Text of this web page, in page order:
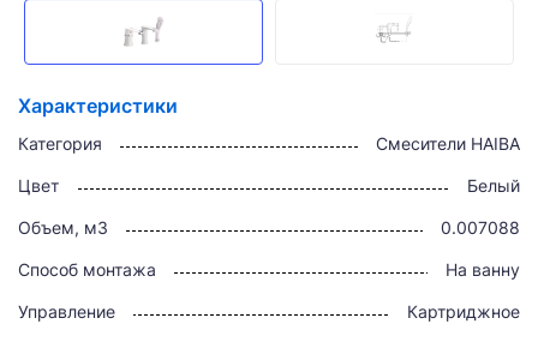
Характеристики
Категория Смесители HAIBA
Цвет Белый
Объем, м3 0.007088
Способ монтажа На ванну
Управление Картриджное